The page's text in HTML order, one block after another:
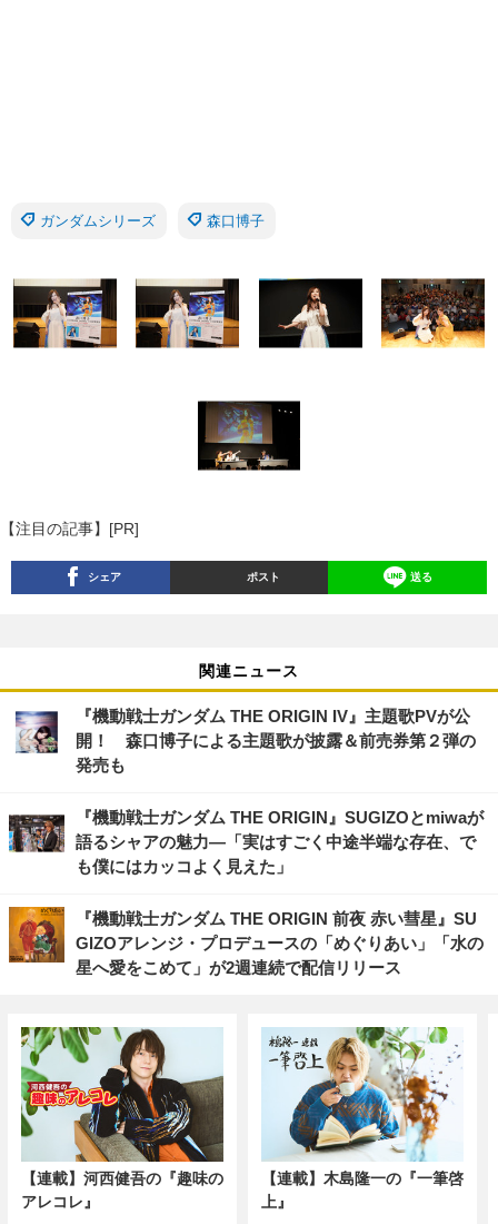
ガンダムシリーズ 森口博子
【注目の記事】[PR]
シェア ポスト 送る
関連ニュース
『機動戦士ガンダム THE ORIGIN IV』主題歌PVが公
開！ 森口博子による主題歌が披露＆前売券第２弾の
発売も
『機動戦士ガンダム THE ORIGIN』SUGIZOとmiwaが
語るシャアの魅力―「実はすごく中途半端な存在、で
も僕にはカッコよく見えた」
『機動戦士ガンダム THE ORIGIN 前夜 赤い彗星』SU
GIZOアレンジ・プロデュースの「めぐりあい」「水の
星へ愛をこめて」が2週連続で配信リリース
【連載】河西健吾の『趣味の
アレコレ』
【連載】木島隆一の『一筆啓
上』